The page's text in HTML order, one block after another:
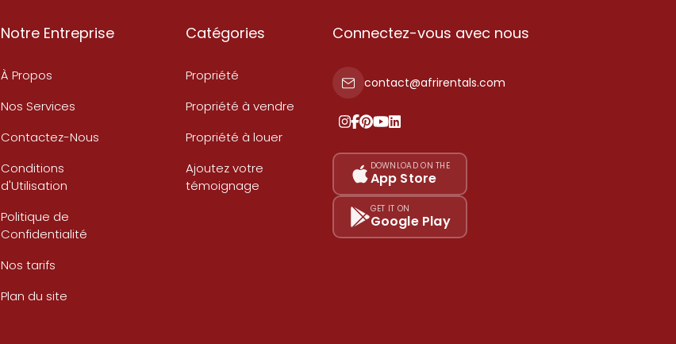
Notre Entreprise
À Propos
Nos Services
Contactez-Nous
Conditions
d'Utilisation
Politique de
Confidentialité
Nos tarifs
Plan du site
Catégories
Propriété
Propriété à vendre
Propriété à louer
Ajoutez votre
témoignage
Connectez-vous avec nous
contact@afrirentals.com
DOWNLOAD ON THE
App Store
GET IT ON
Google Play